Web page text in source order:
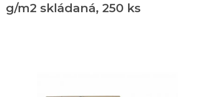
g/m2 skládaná, 250 ks